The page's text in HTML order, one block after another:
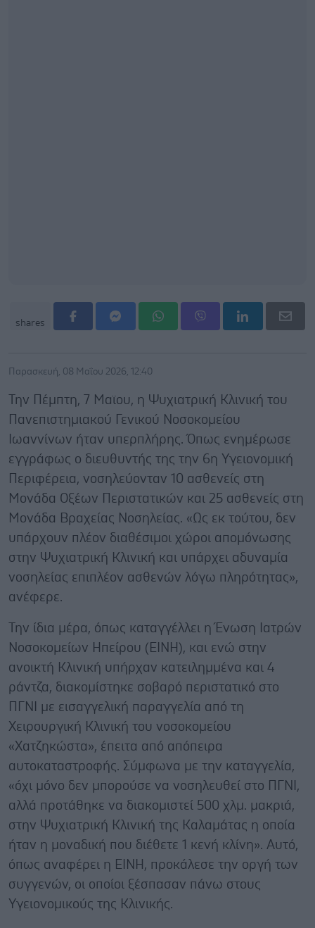
shares
Παρασκευή, 08 Μαΐου 2026, 12:40
Την Πέμπτη, 7 Μαϊου, η Ψυχιατρική Κλινική του
Πανεπιστημιακού Γενικού Νοσοκομείου
Ιωαννίνων ήταν υπερπλήρης. Όπως ενημέρωσε
εγγράφως ο διευθυντής της την 6η Υγειονομική
Περιφέρεια, νοσηλεύονταν 10 ασθενείς στη
Μονάδα Οξέων Περιστατικών και 25 ασθενείς στη
Μονάδα Βραχείας Νοσηλείας. «Ως εκ τούτου, δεν
υπάρχουν πλέον διαθέσιμοι χώροι απομόνωσης
στην Ψυχιατρική Κλινική και υπάρχει αδυναμία
νοσηλείας επιπλέον ασθενών λόγω πληρότητας»,
ανέφερε.
Την ίδια μέρα, όπως καταγγέλλει η Ένωση Ιατρών
Νοσοκομείων Ηπείρου (ΕΙΝΗ), και ενώ στην
ανοικτή Κλινική υπήρχαν κατειλημμένα και 4
ράντζα, διακομίστηκε σοβαρό περιστατικό στο
ΠΓΝΙ με εισαγγελική παραγγελία από τη
Χειρουργική Κλινική του νοσοκομείου
«Χατζηκώστα», έπειτα από απόπειρα
αυτοκαταστροφής. Σύμφωνα με την καταγγελία,
«όχι μόνο δεν μπορούσε να νοσηλευθεί στο ΠΓΝΙ,
αλλά προτάθηκε να διακομιστεί 500 χλμ. μακριά,
στην Ψυχιατρική Κλινική της Καλαμάτας η οποία
ήταν η μοναδική που διέθετε 1 κενή κλίνη». Αυτό,
όπως αναφέρει η ΕΙΝΗ, προκάλεσε την οργή των
συγγενών, οι οποίοι ξέσπασαν πάνω στους
Υγειονομικούς της Κλινικής.